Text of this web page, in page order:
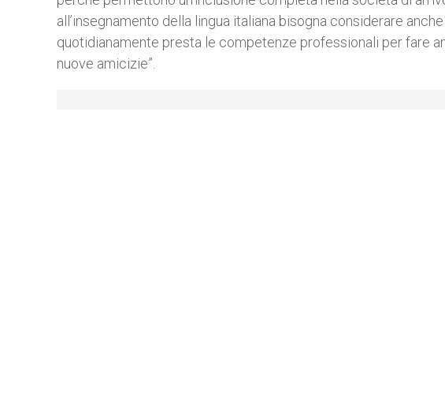
all’insegnamento della lingua italiana bisogna considerare
quotidianamente presta le competenze professionali per fare
nuove amicizie”.